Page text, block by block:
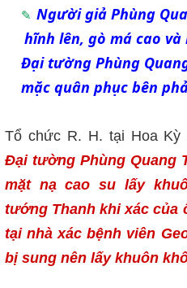
Người giả Phùng
hĩnh lên, gò má cao
Đại tường Phùng
mặc quân phục bên
Tổ chức R. H. tại Hoa
Đại tường Phùng Quang
mặt nạ cao su lấy
tướng Thanh khi xác
tại nhà xác bệnh viên
bị sung nên lấy khuôn